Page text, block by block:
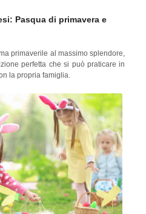
Pasqua di primavera e
primaverile al massimo splendore,
perfetta che si può praticare in
la propria famiglia.